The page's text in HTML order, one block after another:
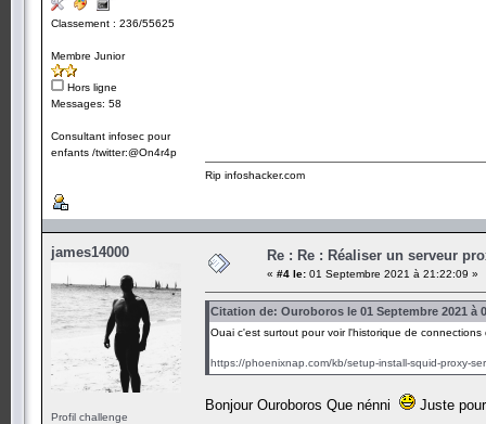
Classement : 236/55625
Membre Junior
Hors ligne
Messages: 58
Consultant infosec pour
enfants /twitter:@On4r4p
Rip infoshacker.com
james14000
Profil challenge
Re : Re : Réaliser un serveur
« #4 le: 01 Septembre 2021 à 21:22:09 »
Citation de: Ouroboros le 01 Septembre 2021 à
Ouai c'est surtout pour voir l'historique de
https://phoenixnap.com/kb/setup-install-squid-proxy-
Bonjour Ouroboros Que nénni Juste